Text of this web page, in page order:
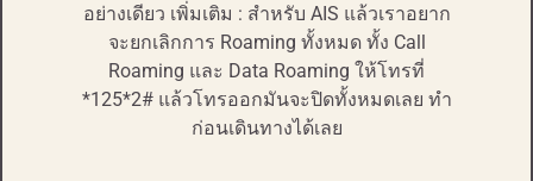
อย่างเดียว เพิ่มเติม : สำหรับ AIS แล้วเราอยาก
จะยกเลิกการ Roaming ทั้งหมด ทั้ง Call
Roaming และ Data Roaming ให้โทรที่
*125*2# แล้วโทรออกมันจะปิดทั้งหมดเลย ทำ
ก่อนเดินทางได้เลย